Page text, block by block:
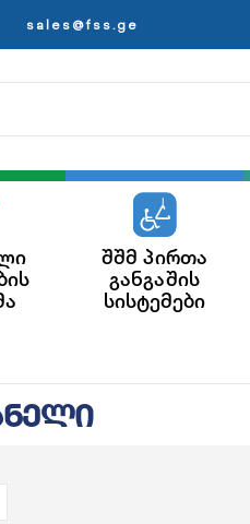
sales@fss.ge
შშმ პირთა
განგაშის
სისტემები